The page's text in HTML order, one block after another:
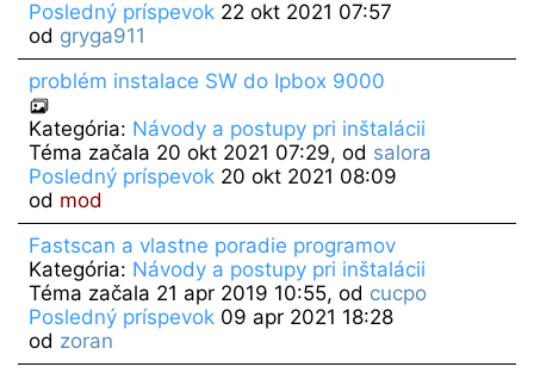
Posledný príspevok22 okt 2021 07:57
od gryga911
problém instalace SW do Ipbox 9000
Kategória: Návody a postupy pri inštalácii
Téma začala 20 okt 2021 07:29, od salora
Posledný príspevok20 okt 2021 08:09
od mod
Fastscan a vlastne poradie programov
Kategória: Návody a postupy pri inštalácii
Téma začala 21 apr 2019 10:55, od cucpo
Posledný príspevok09 apr 2021 18:28
od zoran